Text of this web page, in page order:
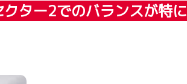
ター2でのバランスが特に